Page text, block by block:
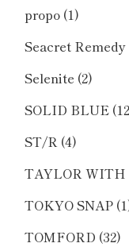
propo (1)
Seacret Remedy
Selenite (2)
SOLID BLUE
ST/R (4)
TAYLOR WITH
TOKYO SNAP
TOMFORD (32)